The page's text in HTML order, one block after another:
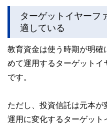
ターゲットイヤーフ
適している
教育資金は使う時期が明確
めて運用するターゲットイ
です。
ただし、投資信託は元本
運用に変化するターゲット